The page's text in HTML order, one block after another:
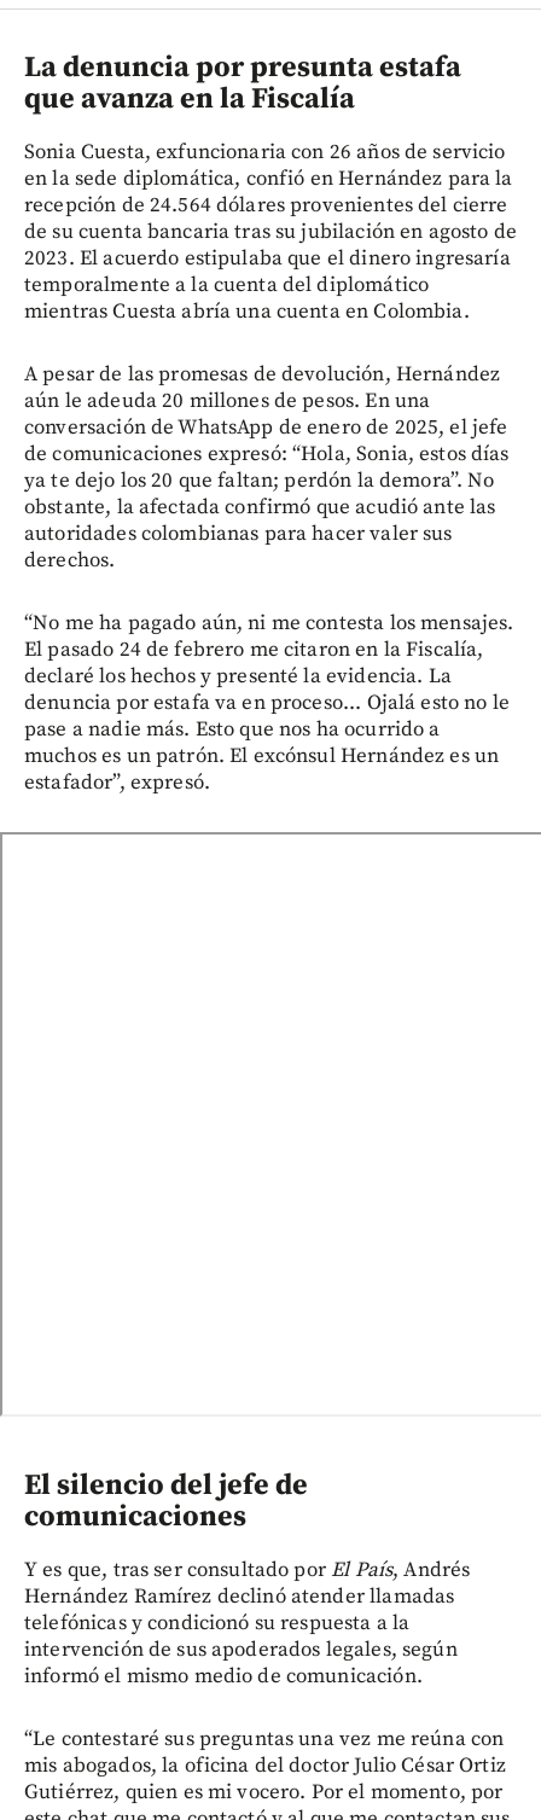
La denuncia por presunta estafa
que avanza en la Fiscalía
Sonia Cuesta, exfuncionaria con 26 años de servicio
en la sede diplomática, confió en Hernández para la
recepción de 24.564 dólares provenientes del cierre
de su cuenta bancaria tras su jubilación en agosto de
2023. El acuerdo estipulaba que el dinero ingresaría
temporalmente a la cuenta del diplomático
mientras Cuesta abría una cuenta en Colombia.
A pesar de las promesas de devolución, Hernández
aún le adeuda 20 millones de pesos. En una
conversación de WhatsApp de enero de 2025, el jefe
de comunicaciones expresó: “Hola, Sonia, estos días
ya te dejo los 20 que faltan; perdón la demora”. No
obstante, la afectada confirmó que acudió ante las
autoridades colombianas para hacer valer sus
derechos.
“No me ha pagado aún, ni me contesta los mensajes.
El pasado 24 de febrero me citaron en la Fiscalía,
declaré los hechos y presenté la evidencia. La
denuncia por estafa va en proceso... Ojalá esto no le
pase a nadie más. Esto que nos ha ocurrido a
muchos es un patrón. El excónsul Hernández es un
estafador”, expresó.
El silencio del jefe de
comunicaciones
Y es que, tras ser consultado porEl País, Andrés
Hernández Ramírez declinó atender llamadas
telefónicas y condicionó su respuesta a la
intervención de sus apoderados legales, según
informó el mismo medio de comunicación.
“Le contestaré sus preguntas una vez me reúna con
mis abogados, la oficina del doctor Julio César Ortiz
Gutiérrez, quien es mi vocero. Por el momento, por